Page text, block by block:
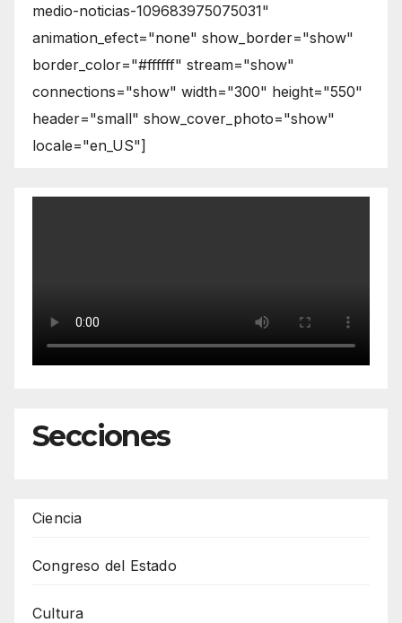
medio-noticias-109683975075031"
animation_efect="none" show_border="show"
border_color="#ffffff" stream="show"
connections="show" width="300" height="550"
header="small" show_cover_photo="show"
locale="en_US"]
Secciones
Ciencia
Congreso del Estado
Cultura